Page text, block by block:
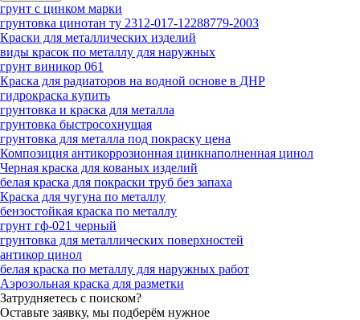
грунт с цинком марки
грунтовка цинотан ту 2312-017-12288779-2003
Краски для металлических изделий
виды красок по металлу для наружных
грунт виникор 061
Краска для радиаторов на водной основе в ДНР
гидрокраска купить
грунтовка и краска для металла
грунтовка быстросохнущая
грунтовка для металла под покраску цена
Композиция антикоррозионная цинкнаполненная цинол
Черная краска для кованых изделий
белая краска для покраски труб без запаха
Краска для чугуна по металлу
бензостойкая краска по металлу
грунт гф-021 черный
грунтовка для металлических поверхностей
антикор цинол
белая краска по металлу для наружных работ
Аэрозольная краска для разметки
Затрудняетесь с поиском?
Оставьте заявку, мы подберём нужное